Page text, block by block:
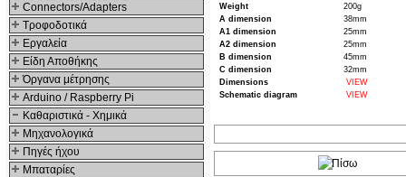
Connectors/Adapters
Τροφοδοτικά
Εργαλεία
Είδη Αποθήκης
Όργανα μέτρησης
Arduino / Raspberry Pi
Καθαριστικά - Χημικά
Μηχανολογικά
Πηγές ήχου
Μπαταρίες
Weight
200g
A dimension
38mm
A1 dimension
25mm
A2 dimension
25mm
B dimension
45mm
C dimension
32mm
Dimensions
VIEW
Schematic diagram
VIEW